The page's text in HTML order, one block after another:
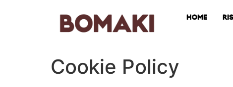
HOME
Cookie Policy